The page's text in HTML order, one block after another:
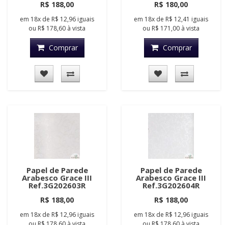
R$ 188,00
em 18x de R$ 12,96 iguais
ou R$ 178,60 à vista
Comprar
R$ 180,00
em 18x de R$ 12,41 iguais
ou R$ 171,00 à vista
Comprar
Papel de Parede
Arabesco Grace III
Ref.3G202603R
R$ 188,00
em 18x de R$ 12,96 iguais
Papel de Parede
Arabesco Grace III
Ref.3G202604R
R$ 188,00
em 18x de R$ 12,96 iguais